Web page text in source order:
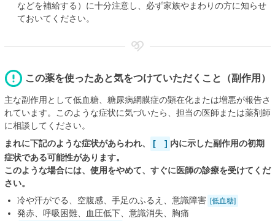
などを補給する）に十分注意し、必ず家族やまわりの方に知らせ
ておいてください。
この薬を使ったあと気をつけていただくこと（副作用）
主な副作用として低血糖、糖尿病網膜症の顕在化または増悪が報告さ
れています。このような症状に気づいたら、担当の医師または薬剤師
に相談してください。
まれに下記のような症状があらわれ、
[ ] 内に示した副作用の初期
症状である可能性があります。
このような場合には、使用をやめて、すぐに医師の診療を受けてくだ
さい。
冷や汗がでる、空腹感、手足のふるえ、意識障害 [低血糖]
発赤、呼吸困難、血圧低下、意識消失、胸痛